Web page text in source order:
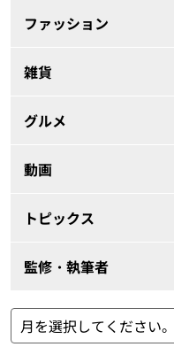
ファッション
雑貨
グルメ
動画
トピックス
監修・執筆者